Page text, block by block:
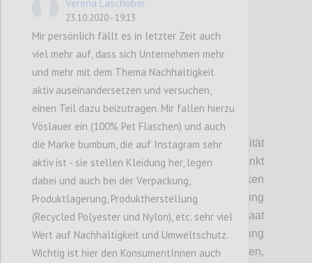
P7
Wie auch schon im Punkt Souveränität
angesprochen, mussten wir den
Punkt
Wohlstandsverlust durch lokales Denken
nochmalsher vorheben. Eine Abschottung
hätte geradefüreinenexportorientieren Staat
wie Österreich eine verheerende Auswirkung
und würde zu einen Wohlstandverlust führen,
Verena Laschober
23.10.2020 - 19:13
Mir persönlich fällt es in letzter Zeit auch
viel mehr auf, dass sich Unternehmen mehr
und mehr mit dem Thema Nachhaltigkeit
aktiv auseinandersetzen und versuchen,
einen Teil dazu beizutragen. Mir fallen hierzu
Vöslauer ein (100% Pet Flaschen) und auch
die Marke bumbum, die auf Instagram sehr
aktiv ist - sie stellen Kleidung her, legen
dabei und auch bei der Verpackung,
Produktlagerung, Produktherstellung
(Recycled Polyester und Nylon), etc. sehr viel
Wert auf Nachhaltigkeit und Umweltschutz.
Wichtig ist hier den KonsumentInnen auch